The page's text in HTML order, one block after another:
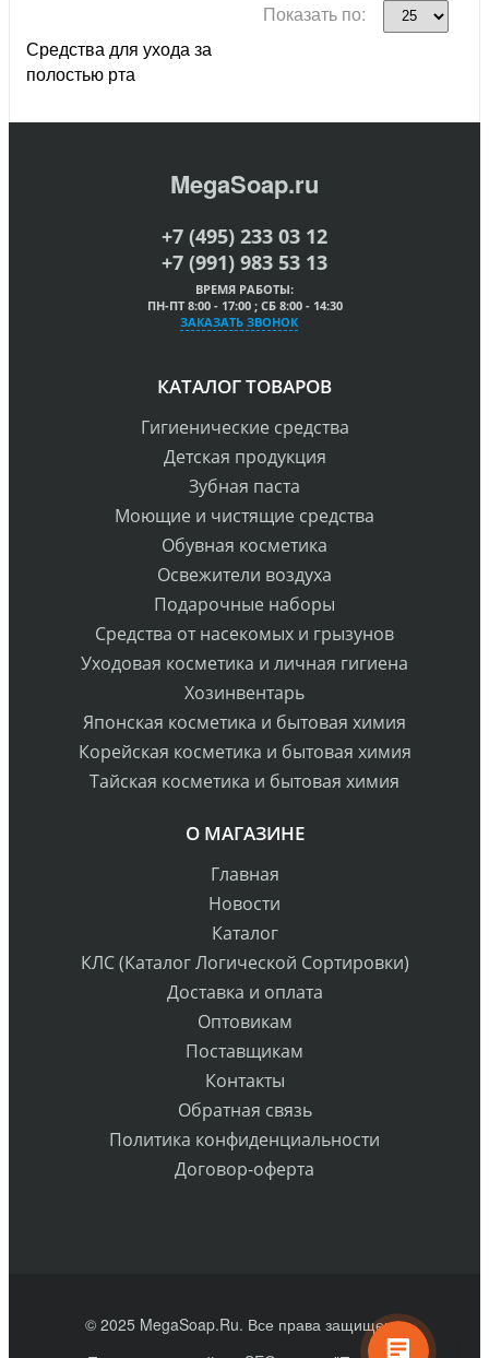
Показать по:
Средства для ухода за
полостью рта
MegaSoap.ru
+7 (495) 233 03 12
+7 (991) 983 53 13
ВРЕМЯ РАБОТЫ:
ПН-ПТ 8:00 - 17:00 ; СБ 8:00 - 14:30
ЗАКАЗАТЬ ЗВОНОК
КАТАЛОГ ТОВАРОВ
Гигиенические средства
Детская продукция
Зубная паста
Моющие и чистящие средства
Обувная косметика
Освежители воздуха
Подарочные наборы
Средства от насекомых и грызунов
Уходовая косметика и личная гигиена
Хозинвентарь
Японская косметика и бытовая химия
Корейская косметика и бытовая химия
Тайская косметика и бытовая химия
О МАГАЗИНЕ
Главная
Новости
Каталог
КЛС (Каталог Логической Сортировки)
Доставка и оплата
Оптовикам
Поставщикам
Контакты
Обратная связь
Политика конфиденциальности
Договор-оферта
© 2025 MegaSoap.Ru. Все права защищены